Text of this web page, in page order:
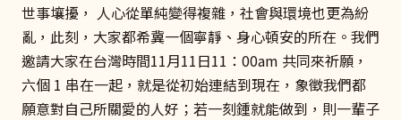
世事壤擾， 人心從單純變得複雜，社會與環境也更為紛
亂，此刻，大家都希冀一個寧靜、身心頓安的所在。我們
邀請大家在台灣時間11月11日11：00am 共同來祈願，
六個 1 串在一起，就是從初始連結到現在，象徵我們都
願意對自己所關愛的人好；若一刻鍾就能做到，則一輩子